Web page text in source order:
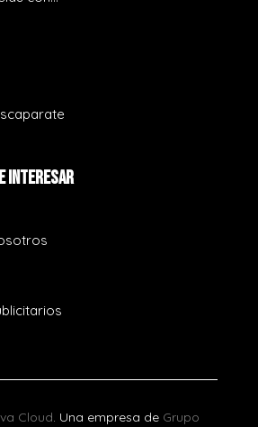
interesar
Cloud. Una empresa de Grupo